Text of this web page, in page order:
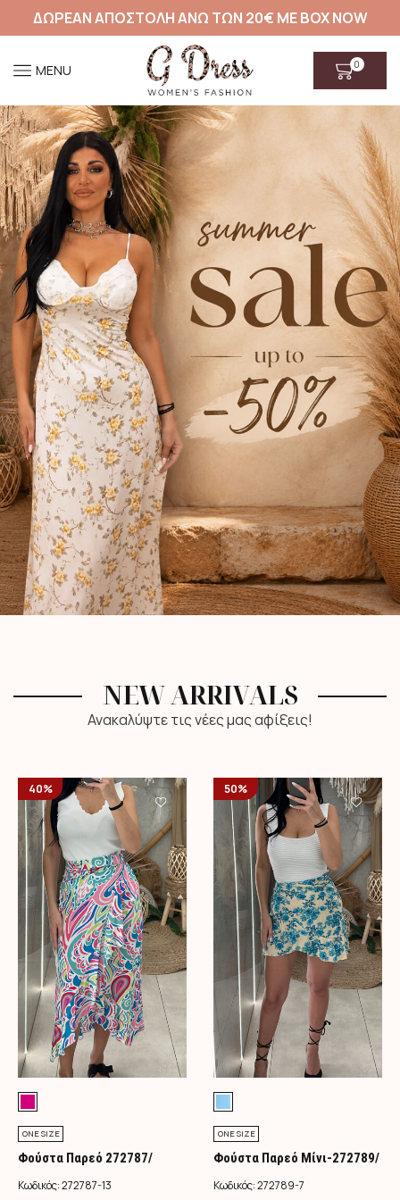
ΔΩΡΕΑΝ ΑΠΟΣΤΟΛΗ ΑΝΩ ΤΩΝ 20€ ΜΕ BOX NOW
MENU 0
NEW ARRIVALS
Ανακαλύψτε τις νέες μας αφίξεις!
40%
ONE SIZE
Φούστα Παρεό 272787/
Φούξια
Κωδικός:272787-13
50%
ONE SIZE
Φούστα Παρεό Μίνι-272789/
Τιρκουάζ
Κωδικός:272789-7